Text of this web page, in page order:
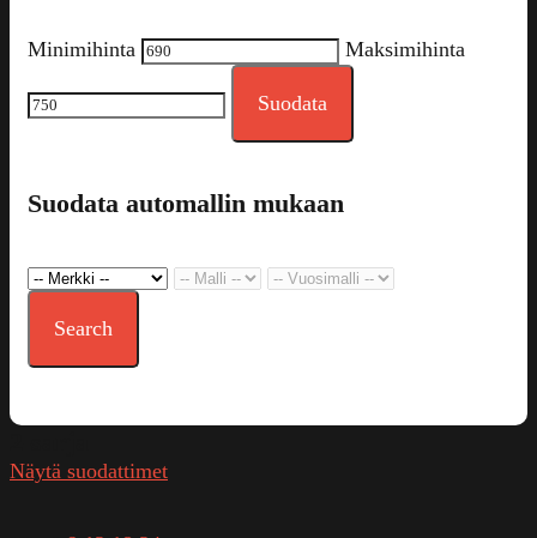
Minimihinta Maksimihinta
Suodata
Suodata automallin mukaan
Search
Näytä suodattimet